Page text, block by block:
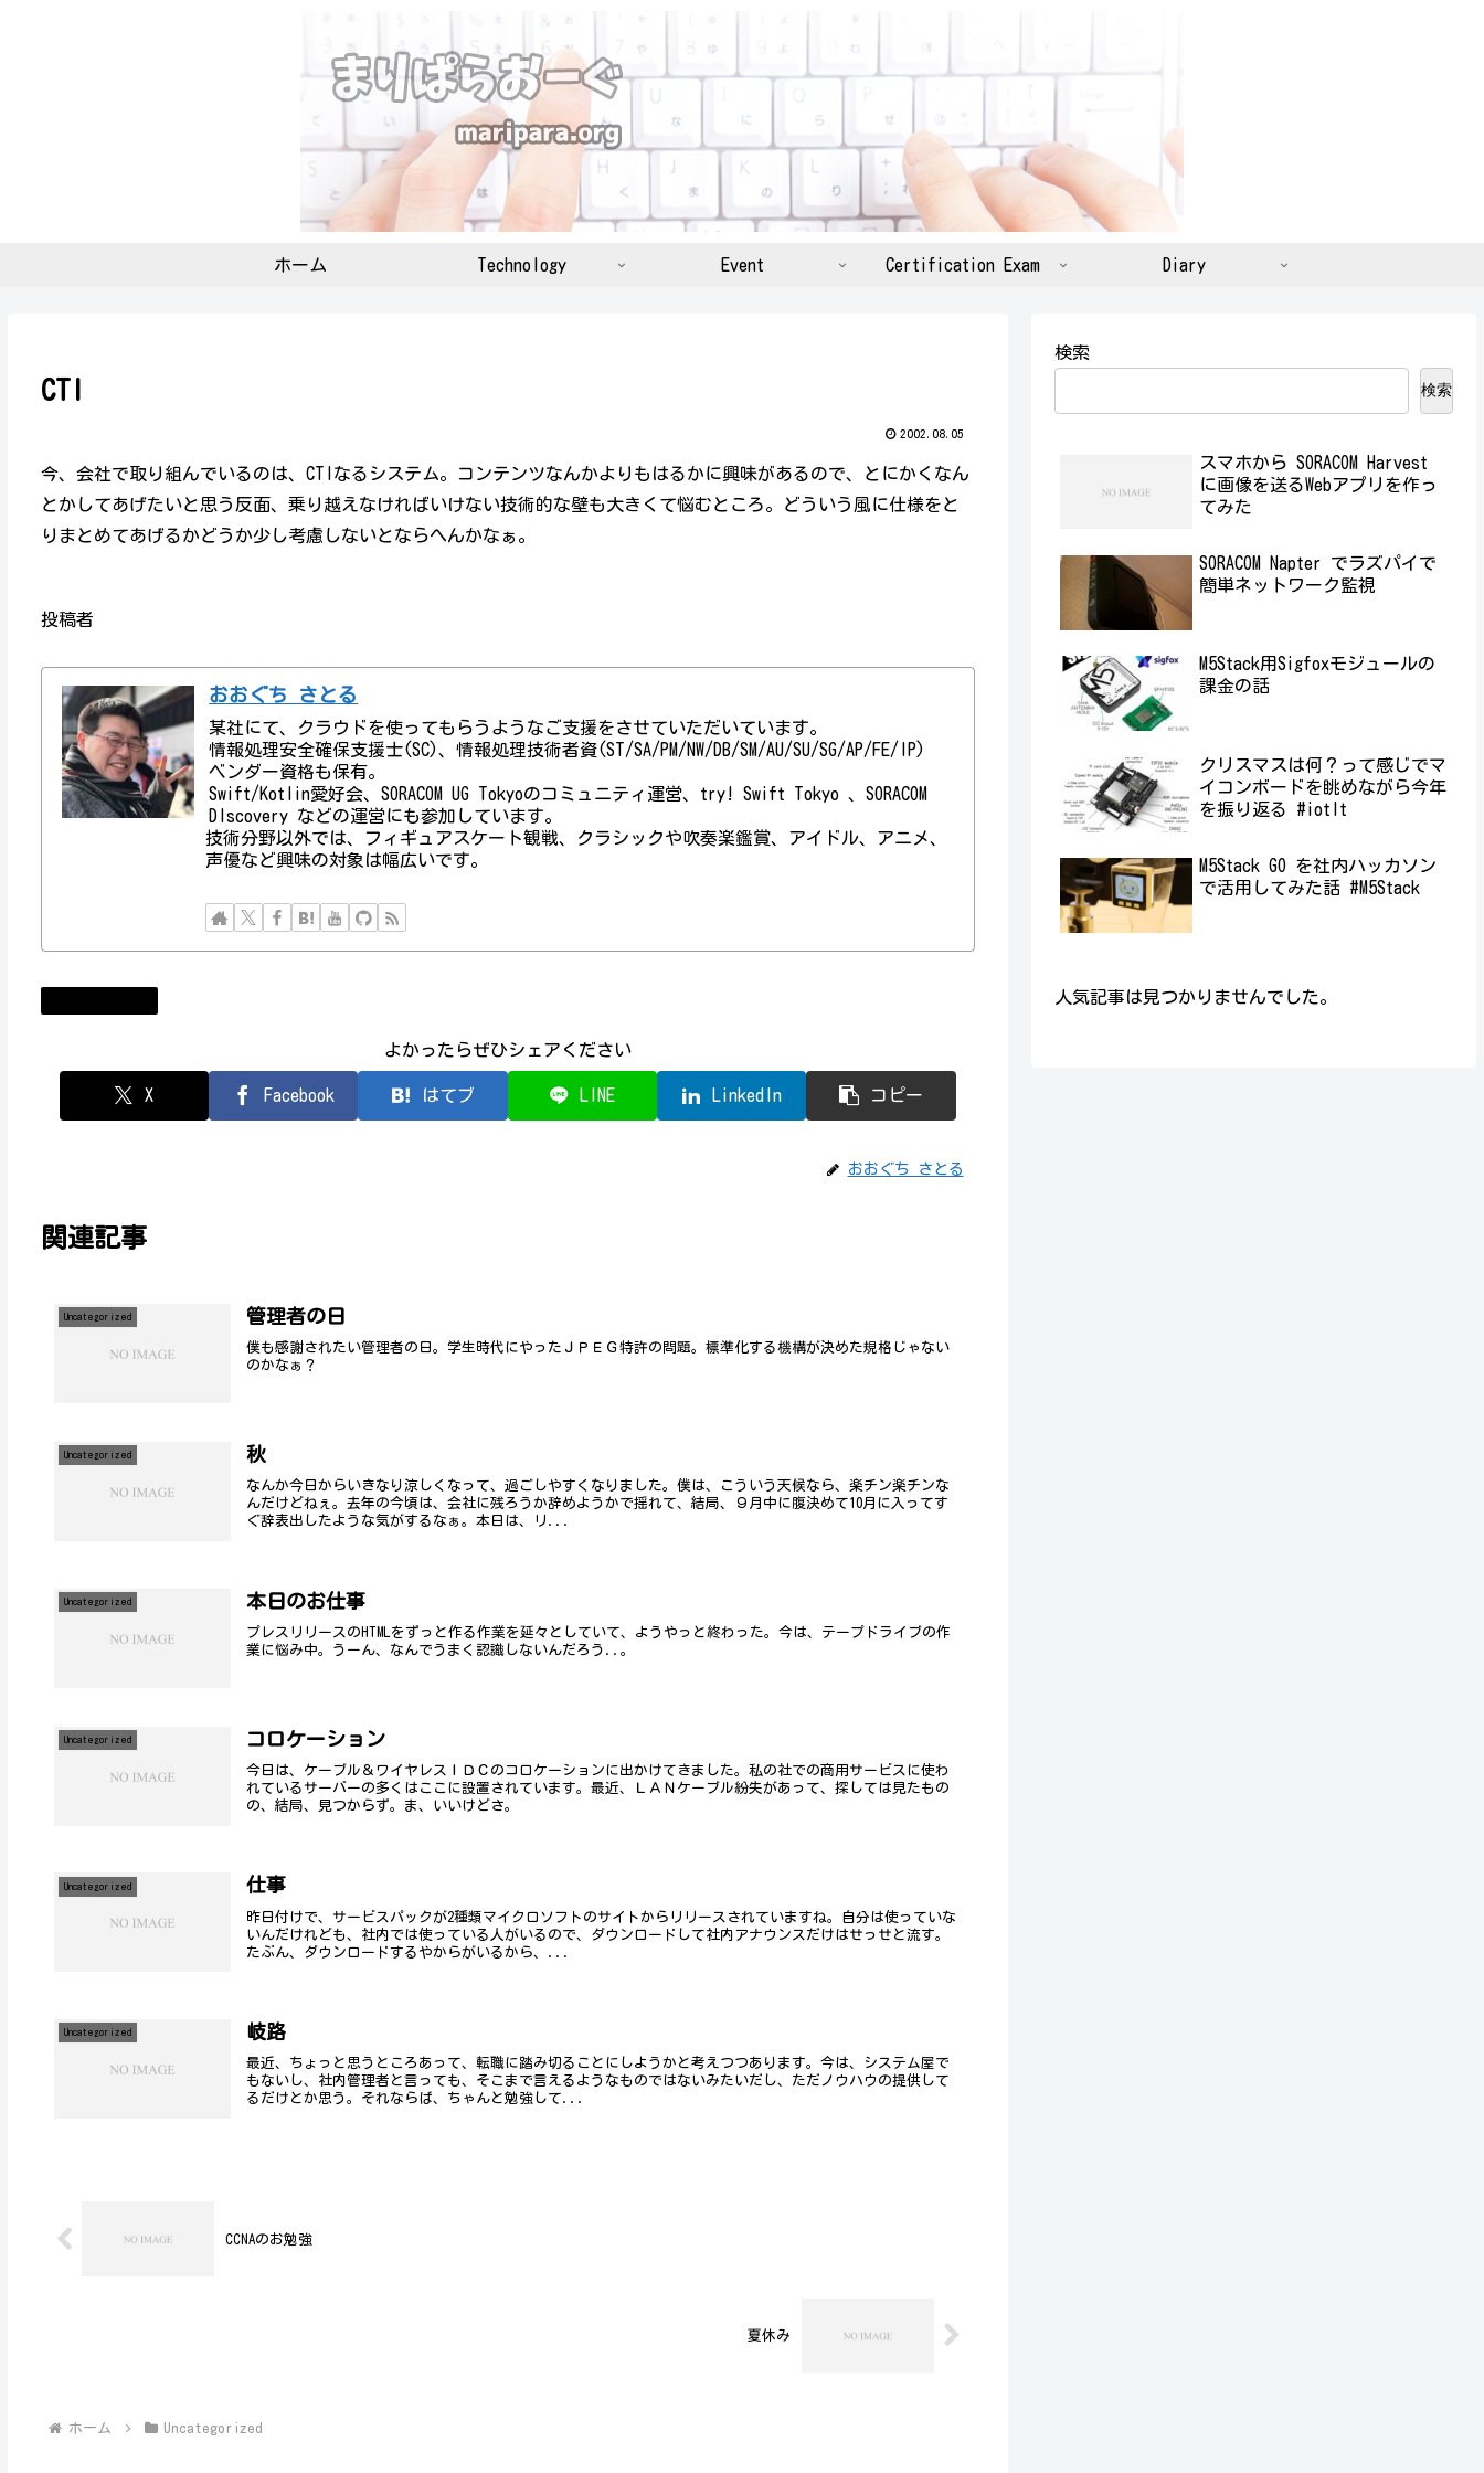
ホーム Technology Event Certification Exam Diary
CTI
2002.08.05
今、会社で取り組んでいるのは、CTIなるシステム。コンテンツなんかよりもはるかに興味があるので、とにかくなん
とかしてあげたいと思う反面、乗り越えなければいけない技術的な壁も大きくて悩むところ。どういう風に仕様をと
りまとめてあげるかどうか少し考慮しないとならへんかなぁ。
投稿者
おおぐち さとる
某社にて、クラウドを使ってもらうようなご支援をさせていただいています。
情報処理安全確保支援士(SC)、情報処理技術者資(ST/SA/PM/NW/DB/SM/AU/SU/SG/AP/FE/IP)
ベンダー資格も保有。
Swift/Kotlin愛好会、SORACOM UG Tokyoのコミュニティ運営、try! Swift Tokyo 、SORACOM
DIscovery などの運営にも参加しています。
技術分野以外では、フィギュアスケート観戦、クラシックや吹奏楽鑑賞、アイドル、アニメ、
声優など興味の対象は幅広いです。
よかったらぜひシェアください
X Facebook はてブ LINE LinkedIn コピー
おおぐち さとる
関連記事
Uncategorized 管理者の日
僕も感謝されたい管理者の日。学生時代にやったＪＰＥＧ特許の問題。標準化する機構が決めた規格じゃない
のかなぁ？
Uncategorized 秋
なんか今日からいきなり涼しくなって、過ごしやすくなりました。僕は、こういう天候なら、楽チン楽チンな
んだけどねぇ。去年の今頃は、会社に残ろうか辞めようかで揺れて、結局、９月中に腹決めて10月に入ってす
ぐ辞表出したような気がするなぁ。本日は、リ...
Uncategorized 本日のお仕事
プレスリリースのHTMLをずっと作る作業を延々としていて、ようやっと終わった。今は、テープドライブの作
業に悩み中。うーん、なんでうまく認識しないんだろう..。
Uncategorized コロケーション
今日は、ケーブル＆ワイヤレスＩＤＣのコロケーションに出かけてきました。私の社での商用サービスに使わ
れているサーバーの多くはここに設置されています。最近、ＬＡＮケーブル紛失があって、探しては見たもの
の、結局、見つからず。ま、いいけどさ。
Uncategorized 仕事
昨日付けで、サービスパックが2種類マイクロソフトのサイトからリリースされていますね。自分は使っていな
いんだけれども、社内では使っている人がいるので、ダウンロードして社内アナウンスだけはせっせと流す。
たぶん、ダウンロードするやからがいるから、...
Uncategorized 岐路
最近、ちょっと思うところあって、転職に踏み切ることにしようかと考えつつあります。今は、システム屋で
もないし、社内管理者と言っても、そこまで言えるようなものではないみたいだし、ただノウハウの提供して
るだけとか思う。それならば、ちゃんと勉強して...
CCNAのお勉強
夏休み
ホーム Uncategorized
検索
検索
スマホから SORACOM Harvest
に画像を送るWebアプリを作っ
てみた
SORACOM Napter でラズパイで
簡単ネットワーク監視
M5Stack用Sigfoxモジュールの
課金の話
クリスマスは何？って感じでマ
イコンボードを眺めながら今年
を振り返る #iotlt
M5Stack GO を社内ハッカソン
で活用してみた話 #M5Stack
人気記事は見つかりませんでした。